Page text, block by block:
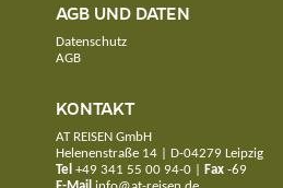
AGB UND DATEN
Datenschutz
AGB
KONTAKT
AT REISEN GmbH
Helenenstraße 14 | D-04279 Leipzig
Tel +49 341 55 00 94-0 Fax -69